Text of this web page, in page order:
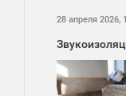
28 апреля 2026,